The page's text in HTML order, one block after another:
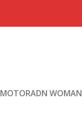
MOTORADN WOMAN